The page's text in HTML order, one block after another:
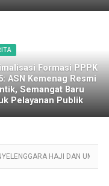
Formasi PPPK
ASN Kemenag Resmi
Semangat Baru
Pelayanan Publik
HAJI DAN UMROH